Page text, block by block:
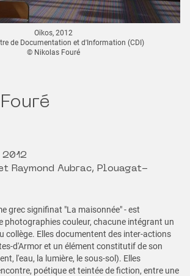
Oïkos, 2012
de Documentation et d'Information (CDI)
© Nikolas Fouré
Raymond Aubrac, Plouagat-
grec signifinat "La maisonnée" - est
photographies couleur, chacune intégrant un
collège. Elles documentent des inter-actions
d'Armor et un élément constitutif de son
l'eau, la lumière, le sous-sol). Elles
poétique et teintée de fiction, entre une